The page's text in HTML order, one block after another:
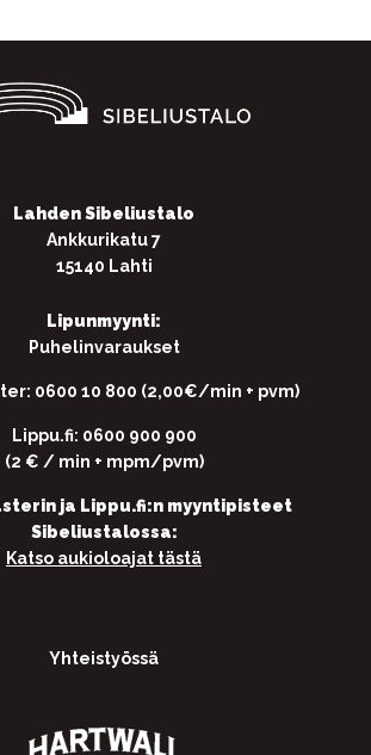
Lahden Sibeliustalo
Ankkurikatu 7
15140 Lahti
Lipunmyynti:
Puhelinvaraukset
0600 10 800 (2,00€/min + pvm)
Lippu.fi: 0600 900 900
(2 € / min + mpm/pvm)
ja Lippu.fi:n myyntipisteet
Sibeliustalossa:
Katso aukioloajat tästä
Yhteistyössä